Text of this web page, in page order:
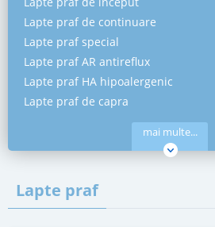
Lapte praf de continuare
Lapte praf special
Lapte praf AR antireflux
Lapte praf HA hipoalergenic
Lapte praf de capra
mai multe...
Lapte praf